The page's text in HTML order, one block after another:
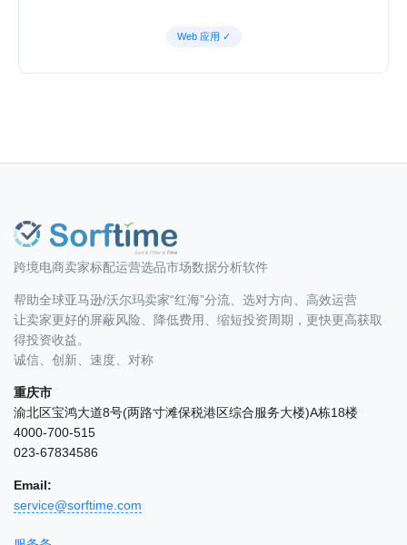
Web 应用 ✓
跨境电商卖家标配运营选品市场数据分析软件
帮助全球亚马逊/沃尔玛卖家“红海”分流、选对方向、高效运营
让卖家更好的屏蔽风险、降低费用、缩短投资周期，更快更高获取
得投资收益。
诚信、创新、速度、对称
重庆市
渝北区宝鸿大道8号(两路寸滩保税港区综合服务大楼)A栋18楼
4000-700-515
023-67834586
Email:
service@sorftime.com